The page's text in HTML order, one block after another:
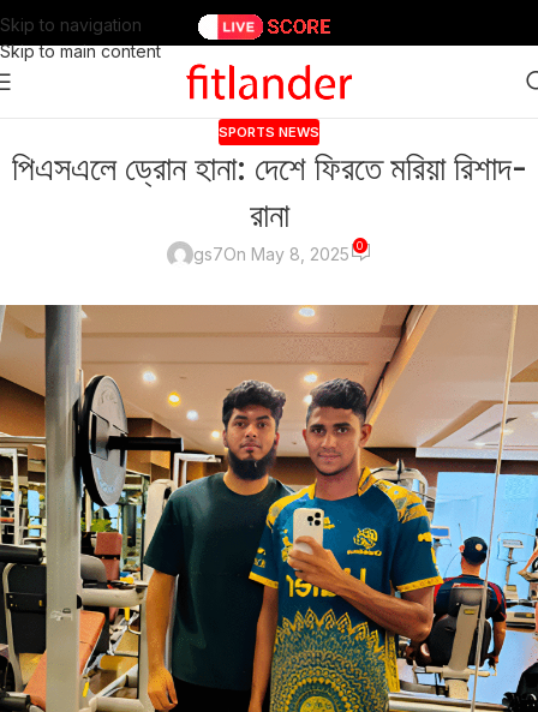
Skip to navigation
Skip to main content
SPORTS NEWS
পিএসএলে ড্রোন হানা: দেশে ফিরতে মরিয়া রিশাদ-
রানা
gs7On May 8, 2025 0